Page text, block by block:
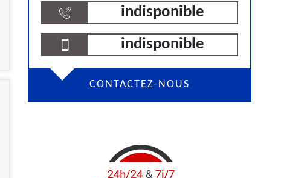
indisponible
indisponible
CONTACTEZ-NOUS